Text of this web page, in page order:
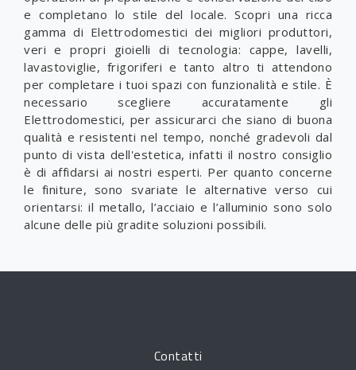
e completano lo stile del locale. Scopri una ricca
gamma di Elettrodomestici dei migliori produttori,
veri e propri gioielli di tecnologia: cappe, lavelli,
lavastoviglie, frigoriferi e tanto altro ti attendono
per completare i tuoi spazi con funzionalità e stile. È
necessario scegliere accuratamente gli
Elettrodomestici, per assicurarci che siano di buona
qualità e resistenti nel tempo, nonché gradevoli dal
punto di vista dell'estetica, infatti il nostro consiglio
è di affidarsi ai nostri esperti. Per quanto concerne
le finiture, sono svariate le alternative verso cui
orientarsi: il metallo, l’acciaio e l’alluminio sono solo
alcune delle più gradite soluzioni possibili.
Contatti